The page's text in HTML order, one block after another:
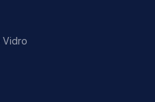
Vidro